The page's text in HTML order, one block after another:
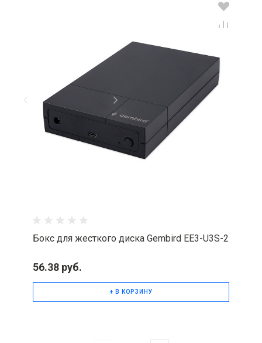
Бокс для жесткого диска Gembird EE3-U3S-2
56.38 руб.
+ В КОРЗИНУ